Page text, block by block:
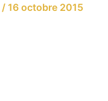
/ 16 octobre 2015